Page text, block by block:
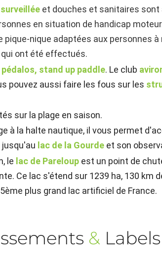
surveillée et douches et sanitaires sont
en situation de handicap
pique-nique adaptées aux personnes
ont été effectués.
stand up paddle. Le club
pouvez aussi faire les fous sur les
sur la plage en saison.
à la halte nautique, il vous permet
jusqu'au lac de la Gourde et son
le lac de Pareloup est un point de
Ce lac s'étend sur 1239 ha, 130 km
plus grand lac artificiel de France.
& Labels